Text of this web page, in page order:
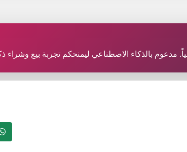
مدعوم بالذكاء الاصطناعي ليمنحكم تجربة بيع